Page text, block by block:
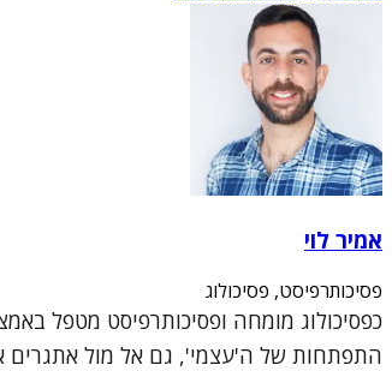
אמיר לוי
פסיכותרפיסט, פסיכולוג
כפסיכולוג מומחה ופסיכותרפיסט מטפל
התפתחות של ה'עצמי', גם אל מול אתגרים